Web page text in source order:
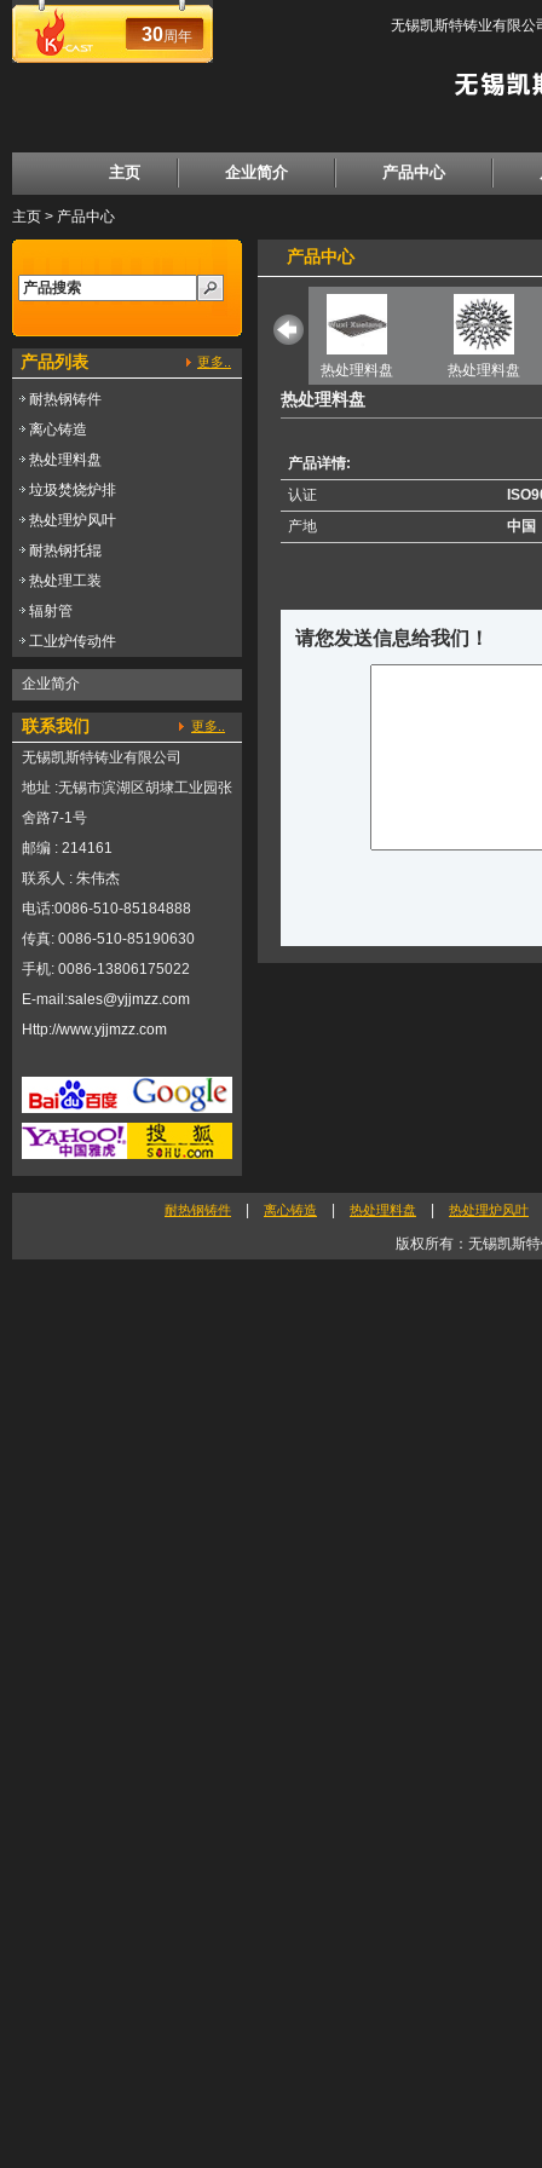
30周年
无锡凯斯特铸业有限公
主页 企业简介 产品中心
主页 > 产品中心
产品列表 更多..
耐热钢铸件
离心铸造
热处理料盘
垃圾焚烧炉排
热处理炉风叶
耐热钢托辊
热处理工装
辐射管
工业炉传动件
企业简介
联系我们 更多..
无锡凯斯特铸业有限公司
地址 :无锡市滨湖区胡埭工业园张
舍路7-1号
邮编 : 214161
联系人 : 朱伟杰
电话:0086-510-85184888
传真: 0086-510-85190630
手机: 0086-13806175022
E-mail:sales@yjjmzz.com
Http://www.yjjmzz.com
产品中心
热处理料盘 热处理料盘 热处理料盘 热处理料盘
热处理料盘
产品详情:
认证
产地
中国
请您发送信息给我们！
耐热钢铸件 离心铸造 热处理料盘 热处理炉风叶
版权所有：无锡凯斯